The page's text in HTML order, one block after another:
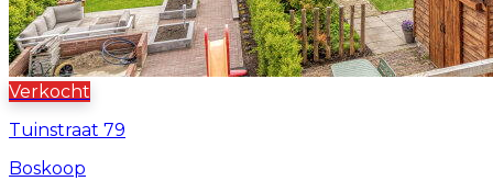
Verkocht
Tuinstraat 79
Boskoop